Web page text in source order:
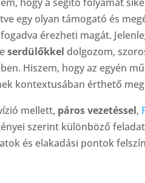
egy olyan támogató és
érezheti magát.
serdülőkkel dolgozom,
Hiszem, hogy az egyén
kontextusában érthető
mellett, páros vezetéssel,
szerint különböző
és elakadási pontok